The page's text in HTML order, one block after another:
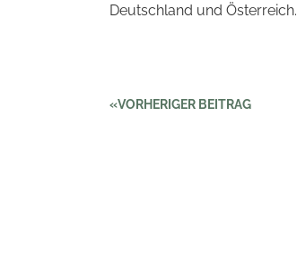
Deutschland und Österreich.
VORHERIGER BEITRAG